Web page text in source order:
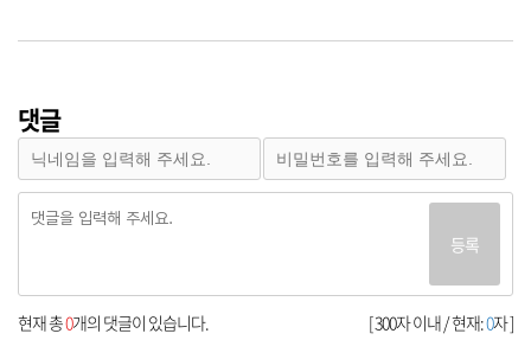
댓글
등록
[ 300자 이내 / 현재:0자 ]
현재 총0개의 댓글이 있습니다.